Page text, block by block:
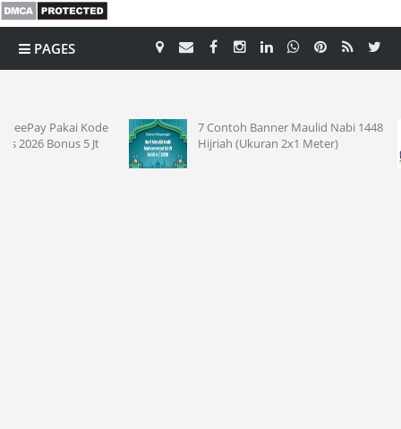
PAGES
7 Contoh Banner Maulid Nabi 1448
Hijriah (Ukuran 2x1 Meter)
15